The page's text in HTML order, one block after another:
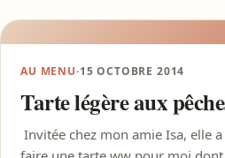
AU MENU·15 OCTOBRE 2014
Tarte légère aux
Invitée chez mon amie Isa, elle